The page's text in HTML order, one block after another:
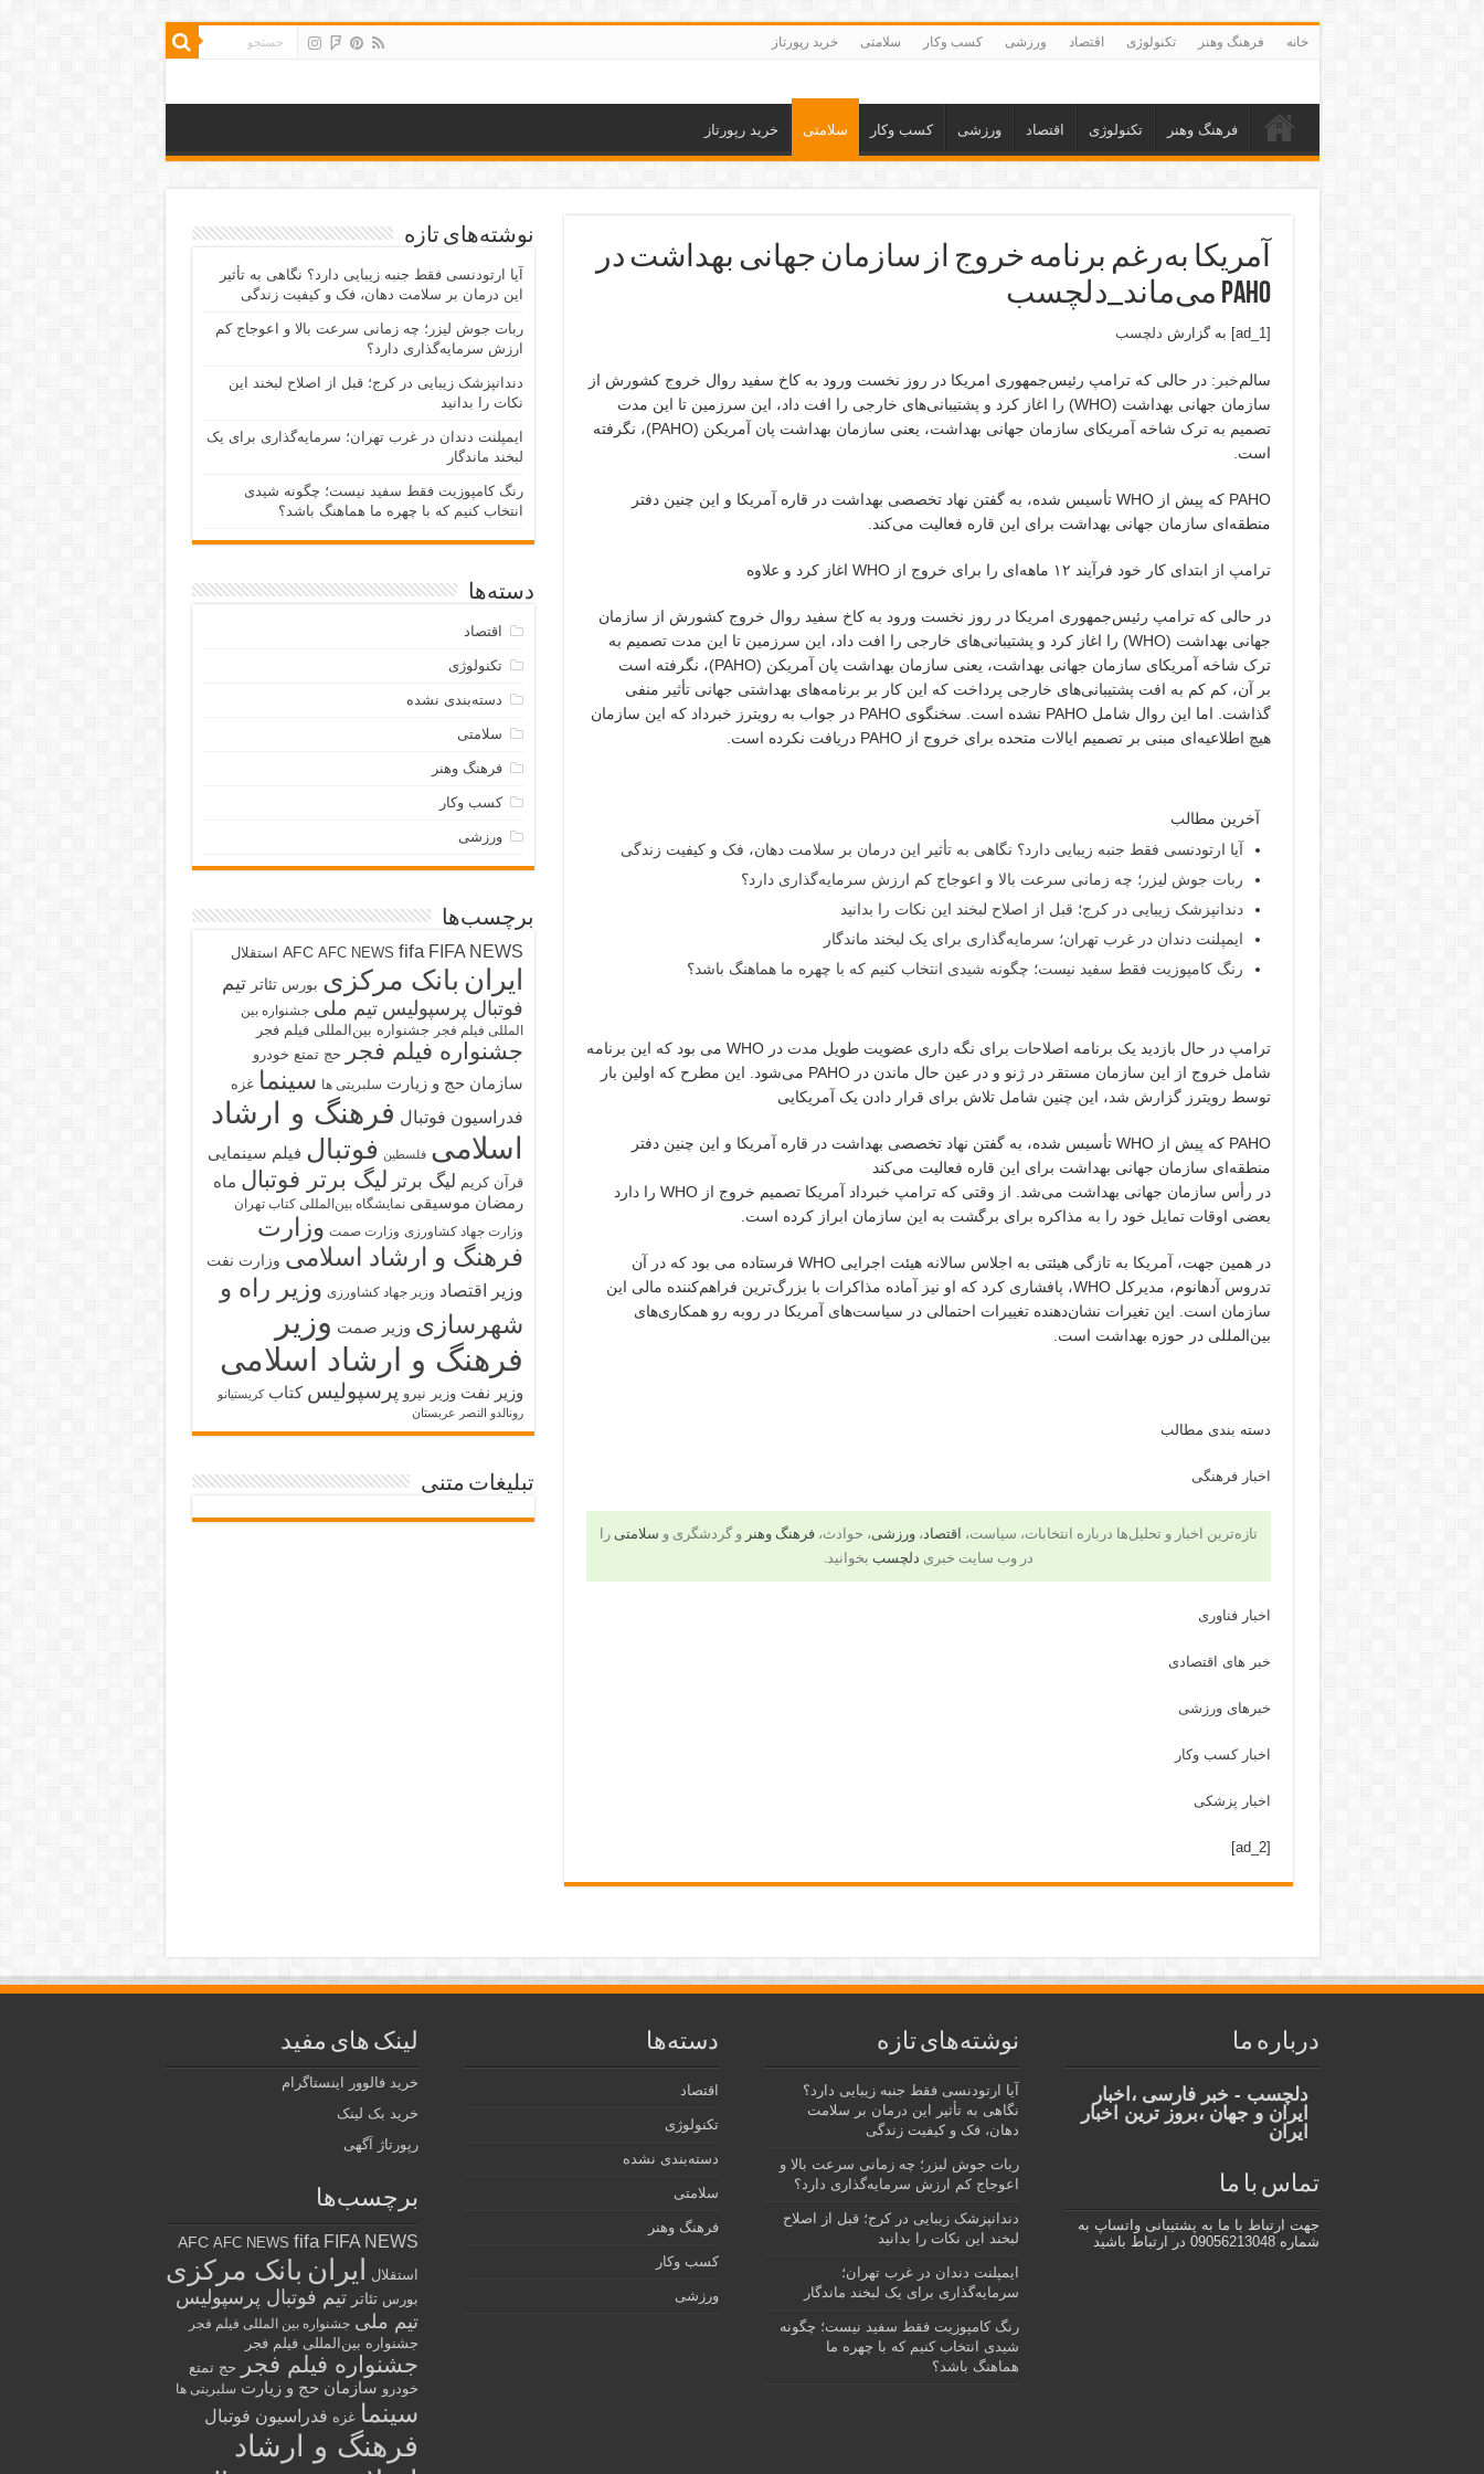
خانه فرهنگ وهنر تکنولوژی اقتصاد ورزشی کسب وکار سلامتی خرید رپورتاز
فرهنگ وهنر تکنولوژی اقتصاد ورزشی کسب وکار سلامتی خرید رپورتاز
آمریکا به‌رغم برنامه خروج از سازمان جهانی بهداشت در
PAHO می‌ماند_دلچسب
[ad_1] به گزارش دلچسب
سالم‌خبر : در حالی که ترامپ رئیس‌جمهوری امریکا در روز نخست ورود به کاخ سفید روال خروج کشورش از
سازمان جهانی بهداشت (WHO) را اغاز کرد و پشتیبانی‌های خارجی را افت داد، این سرزمین تا این مدت
تصمیم به ترک شاخه آمریکای سازمان جهانی بهداشت، یعنی سازمان بهداشت پان آمریکن (PAHO)، نگرفته
است.
PAHO که پیش از WHO تأسیس شده، به گفتن نهاد تخصصی بهداشت در قاره آمریکا و این چنین دفتر
منطقه‌ای سازمان جهانی بهداشت برای این قاره فعالیت می‌کند.
ترامپ از ابتدای کار خود فرآیند ۱۲ ماهه‌ای را برای خروج از WHO اغاز کرد و علاوه
در حالی که ترامپ رئیس‌جمهوری امریکا در روز نخست ورود به کاخ سفید روال خروج کشورش از سازمان
جهانی بهداشت (WHO) را اغاز کرد و پشتیبانی‌های خارجی را افت داد، این سرزمین تا این مدت تصمیم به
ترک شاخه آمریکای سازمان جهانی بهداشت، یعنی سازمان بهداشت پان آمریکن (PAHO)، نگرفته است
بر آن، کم کم به افت پشتیبانی‌های خارجی پرداخت که این کار بر برنامه‌های بهداشتی جهانی تأثیر منفی
گذاشت. اما این روال شامل PAHO نشده است. سخنگوی PAHO در جواب به رویترز خبرداد که این سازمان
هیچ اطلاعیه‌ای مبنی بر تصمیم ایالات متحده برای خروج از PAHO دریافت نکرده است.
آخرین مطالب
آیا ارتودنسی فقط جنبه زیبایی دارد؟ نگاهی به تأثیر این درمان بر سلامت دهان، فک و کیفیت زندگی
ربات جوش لیزر؛ چه زمانی سرعت بالا و اعوجاج کم ارزش سرمایه‌گذاری دارد؟
دندانپزشک زیبایی در کرج؛ قبل از اصلاح لبخند این نکات را بدانید
ایمپلنت دندان در غرب تهران؛ سرمایه‌گذاری برای یک لبخند ماندگار
رنگ کامپوزیت فقط سفید نیست؛ چگونه شیدی انتخاب کنیم که با چهره ما هماهنگ باشد؟
ترامپ در حال بازدید یک برنامه اصلاحات برای نگه داری عضویت طویل مدت در WHO می بود که این برنامه
شامل خروج از این سازمان مستقر در ژنو و در عین حال ماندن در PAHO می‌شود. این مطرح که اولین بار
توسط رویترز گزارش شد، این چنین شامل تلاش برای قرار دادن یک آمریکایی
PAHO که پیش از WHO تأسیس شده، به گفتن نهاد تخصصی بهداشت در قاره آمریکا و این چنین دفتر
منطقه‌ای سازمان جهانی بهداشت برای این قاره فعالیت می‌کند
در رأس سازمان جهانی بهداشت می‌شد. از وقتی که ترامپ خبرداد آمریکا تصمیم خروج از WHO را دارد
بعضی اوقات تمایل خود را به مذاکره برای برگشت به این سازمان ابراز کرده است.
در همین جهت، آمریکا به تازگی هیئتی به اجلاس سالانه هیئت اجرایی WHO فرستاده می بود که در آن
تدروس آدهانوم، مدیرکل WHO، پافشاری کرد که او نیز آماده مذاکرات با بزرگ‌ترین فراهم‌کننده مالی این
سازمان است. این تغیرات نشان‌دهنده تغییرات احتمالی در سیاست‌های آمریکا در روبه رو همکاری‌های
بین‌المللی در حوزه بهداشت است.
دسته بندی مطالب
اخبار فرهنگی
تازه‌ترین اخبار و تحلیل‌ها درباره انتخابات، سیاست، اقتصاد،ورزشی، حوادث،فرهنگ وهنر و گردشگری و سلامتی را
در وب سایت خبری دلچسب بخوانید.
اخبار فناوری
خبر های اقتصادی
خبرهای ورزشی
اخبار کسب وکار
اخبار پزشکی
[ad_2]
نوشته‌های تازه
آیا ارتودنسی فقط جنبه زیبایی دارد؟ نگاهی به تأثیر
این درمان بر سلامت دهان، فک و کیفیت زندگی
ربات جوش لیزر؛ چه زمانی سرعت بالا و اعوجاج کم
ارزش سرمایه‌گذاری دارد؟
دندانپزشک زیبایی در کرج؛ قبل از اصلاح لبخند این
نکات را بدانید
ایمپلنت دندان در غرب تهران؛ سرمایه‌گذاری برای یک
لبخند ماندگار
رنگ کامپوزیت فقط سفید نیست؛ چگونه شیدی
انتخاب کنیم که با چهره ما هماهنگ باشد؟
دسته‌ها
اقتصاد
تکنولوژی
دسته‌بندی نشده
سلامتی
فرهنگ وهنر
کسب وکار
ورزشی
برچسب‌ها
AFC AFC NEWS fifa FIFA NEWS استقلال
ایران بانک مرکزی بورس تئاتر تیم
فوتبال پرسپولیس تیم ملی جشنواره بین
المللی فیلم فجر جشنواره بین‌المللی فیلم فجر
جشنواره فیلم فجر حج تمتع خودرو
سازمان حج و زیارت سلبریتی ها سینما غزه
فدراسیون فوتبال فرهنگ و ارشاد
اسلامی فلسطین فوتبال فیلم سینمایی
قرآن کریم لیگ برتر لیگ برتر فوتبال ماه
رمضان موسیقی نمایشگاه بین‌المللی کتاب تهران
وزارت جهاد کشاورزی وزارت صمت وزارت
فرهنگ و ارشاد اسلامی وزارت نفت
وزیر اقتصاد وزیر جهاد کشاورزی وزیر راه و
شهرسازی وزیر صمت وزیر
فرهنگ و ارشاد اسلامی
وزیر نفت وزیر نیرو پرسپولیس کتاب کریستیانو
رونالدو النصر عربستان
تبلیغات متنی
درباره ما
دلچسب - خبر فارسی ،اخبار
ایران و جهان ،بروز ترین اخبار
ایران
تماس با ما
جهت ارتباط با ما به پشتیبانی واتساپ به
شماره 09056213048 در ارتباط باشید
نوشته‌های تازه
آیا ارتودنسی فقط جنبه زیبایی دارد؟
نگاهی به تأثیر این درمان بر سلامت
دهان، فک و کیفیت زندگی
ربات جوش لیزر؛ چه زمانی سرعت بالا و
اعوجاج کم ارزش سرمایه‌گذاری دارد؟
دندانپزشک زیبایی در کرج؛ قبل از اصلاح
لبخند این نکات را بدانید
ایمپلنت دندان در غرب تهران؛
سرمایه‌گذاری برای یک لبخند ماندگار
رنگ کامپوزیت فقط سفید نیست؛ چگونه
شیدی انتخاب کنیم که با چهره ما
هماهنگ باشد؟
دسته‌ها
اقتصاد
تکنولوژی
دسته‌بندی نشده
سلامتی
فرهنگ وهنر
کسب وکار
ورزشی
لینک های مفید
خرید فالوور اینستاگرام
خرید بک لینک
رپورتاژ آگهی
برچسب‌ها
AFC AFC NEWS fifa FIFA NEWS
استقلال ایران بانک مرکزی
بورس تئاتر تیم فوتبال پرسپولیس
تیم ملی جشنواره بین المللی فیلم فجر
جشنواره بین‌المللی فیلم فجر
جشنواره فیلم فجر
حج تمتع
خودرو سازمان حج و زیارت سلبریتی ها
سینما غزه فدراسیون فوتبال
فرهنگ و ارشاد